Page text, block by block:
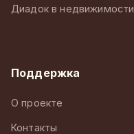
Диадок в недвижимости
Поддержка
О проекте
Контакты